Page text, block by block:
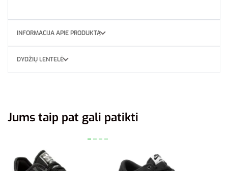
INFORMACIJA APIE PRODUKTĄ
DYDŽIŲ LENTELĖ
Jums taip pat gali patikti